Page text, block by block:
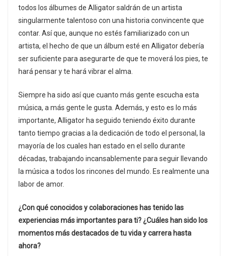
todos los álbumes de Alligator saldrán de un artista
singularmente talentoso con una historia convincente que
contar. Así que, aunque no estés familiarizado con un
artista, el hecho de que un álbum esté en Alligator debería
ser suficiente para asegurarte de que te moverá los pies, te
hará pensar y te hará vibrar el alma.
Siempre ha sido así que cuanto más gente escucha esta
música, a más gente le gusta. Además, y esto es lo más
importante, Alligator ha seguido teniendo éxito durante
tanto tiempo gracias a la dedicación de todo el personal, la
mayoría de los cuales han estado en el sello durante
décadas, trabajando incansablemente para seguir llevando
la música a todos los rincones del mundo. Es realmente una
labor de amor.
¿Con qué conocidos y colaboraciones has tenido las
experiencias más importantes para ti? ¿Cuáles han sido los
momentos más destacados de tu vida y carrera hasta
ahora?